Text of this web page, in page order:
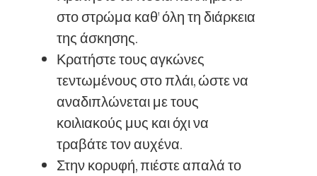
στο στρώμα καθ' όλη τη διάρκεια
της άσκησης.
Κρατήστε τους αγκώνες
τεντωμένους στο πλάι, ώστε να
αναδιπλώνεται με τους
κοιλιακούς μυς και όχι να
τραβάτε τον αυχένα.
Στην κορυφή, πιέστε απαλά το